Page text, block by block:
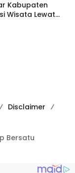
Kabupaten
Wisata Lewat
Disclaimer
Bersatu